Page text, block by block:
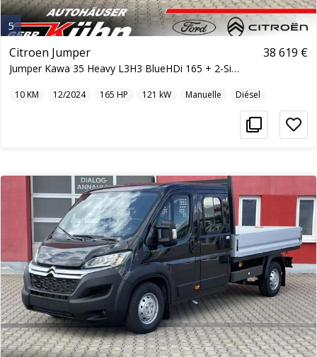
5
Citroen Jumper
Jumper Kawa 35 Heavy L3H3 BlueHDi 165 + 2-Sitzer
38 619 €
10KM 12/2024 165 HP 121 kW Manuelle Diésel